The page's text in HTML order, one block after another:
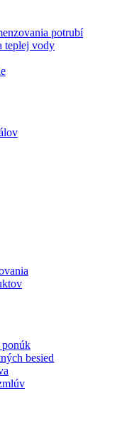
potrubí
teplej vody
ponúk
besied